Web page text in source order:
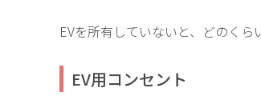
EVを所有していないと、どのくら
EV用コンセント